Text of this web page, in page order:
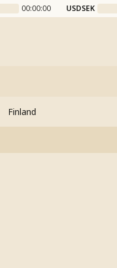
00:00:00 USDSEK
Finland